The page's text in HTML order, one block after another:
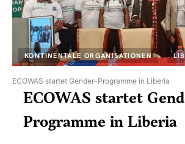
ECOWAS startet Gender-Programme in Liberia
KONTINENTALE ORGANISATIONEN
ECOWAS startet
Programme in Liberia